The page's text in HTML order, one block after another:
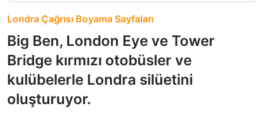
Londra Çağrısı Boyama Sayfaları
Big Ben, London Eye ve Tower
Bridge kırmızı otobüsler ve
kulübelerle Londra silüetini
oluşturuyor.